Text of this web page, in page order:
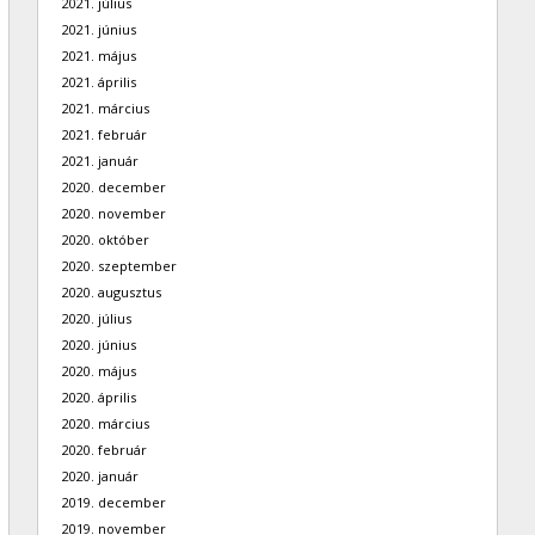
2021. június
2021. május
2021. április
2021. március
2021. február
2021. január
2020. december
2020. november
2020. október
2020. szeptember
2020. augusztus
2020. július
2020. június
2020. május
2020. április
2020. március
2020. február
2020. január
2019. december
2019. november